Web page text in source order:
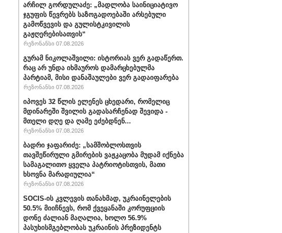
არჩილ გორდულაძე: „მადლობა საინიციატივო
ჯგუფის წევრებს საზოგადოებაში არსებული
გამოწვევის და გულისტკივილის
გაჟღერებისათვის“
რეზონანსი 07.08.2026
გურამ ნიკოლაშვილი: ისტორიას ვერ გადაწერთ.
რაც არ უნდა იხმაუროს დამარცხებულმა
პარტიამ, მისი დანაშაულები ვერ გადაიფარება
რეზონანსი 07.08.2026
იპოვეს 32 წლის ელენეს ცხედარი, რომელიც
მდინარეში შვილის გადასარჩენად შევიდა -
მთელი დღე და ღამე ეძებდნენ...
რეზონანსი 07.08.2026
ბადრი ჯაფარიძე: „სამშობლოსთვის
თავშეწირული გმირების ვაჟკაცობა მუდამ იქნება
სამაგალითო ყველა პატრიოტისთვის, მათი
ხსოვნა მარადიულია“
რეზონანსი 07.08.2026
SOCIS-ის კვლევის თანახმად, უკრაინელების
50.5% მიიჩნევს, რომ ქვეყანაში კორუფციის
დონე ძალიან მაღალია, ხოლო 56.9%
პასუხისმგებლობას უკრაინის პრეზიდენტს